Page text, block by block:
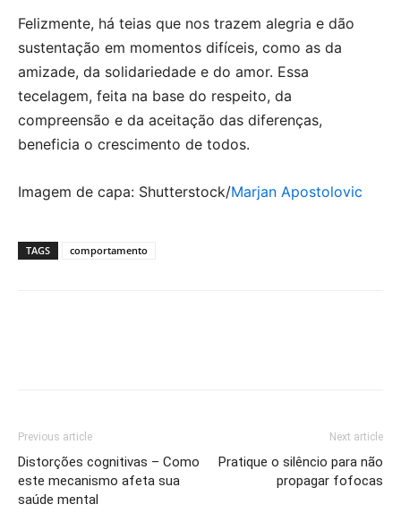
Felizmente, há teias que nos trazem alegria e dão
sustentação em momentos difíceis, como as da
amizade, da solidariedade e do amor. Essa
tecelagem, feita na base do respeito, da
compreensão e da aceitação das diferenças,
beneficia o crescimento de todos.
Imagem de capa: Shutterstock/Marjan Apostolovic
TAGS comportamento
Previous article
Distorções cognitivas – Como
este mecanismo afeta sua
saúde mental
Next article
Pratique o silêncio para não
propagar fofocas